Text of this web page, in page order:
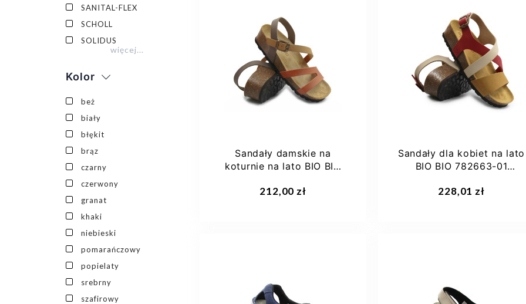
SANITAL-FLEX
SCHOLL
SOLIDUS
więcej...
Kolor
beż
biały
błękit
brąz
czarny
czerwony
granat
khaki
niebieski
pomarańczowy
popielaty
srebrny
szafirowy
37 38
40
+1
37 38
41
Sandały damskie na
koturnie na lato BIO BIO
212,00 zł
Sandały dla kobiet na lato
BIO BIO 782663-01
228,01 zł